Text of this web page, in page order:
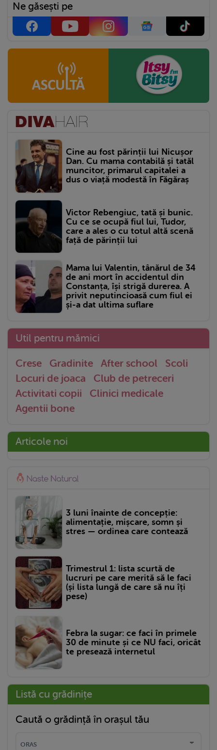
Ne găsești pe
Cine au fost părinții lui Nicușor
Dan. Cu mama contabilă și tatăl
muncitor, primarul capitalei a
dus o viață modestă în Făgăraș
Victor Rebengiuc, tată și bunic.
Cu ce se ocupă fiul lui, Tudor,
care a ales o cu totul altă scenă
față de părinții lui
Mama lui Valentin, tânărul de 34
de ani mort în accidentul din
Constanța, își strigă durerea. A
privit neputincioasă cum fiul ei
și-a dat ultima suflare
Util pentru mămici
Crese Gradinite After school
Scoli
Locuri de joaca
Club de petreceri
Activitati copii
Clinici medicale
Agentii bone
Articole noi
3 luni înainte de concepție:
alimentație, mișcare, somn și
stres — ordinea care contează
Trimestrul 1: lista scurtă de
lucruri pe care merită să le faci
(și lista lungă de care să nu îți
pese)
Febra la sugar: ce faci în primele
30 de minute și ce NU faci, oricât
te presează internetul
Listă cu grădinițe
Caută o grădință în orașul tău